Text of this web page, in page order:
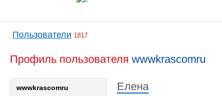
Пользователи 1817
Профиль пользователя wwwkrascomru
wwwkrascomru Елена